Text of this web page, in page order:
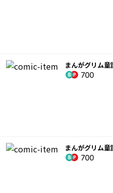
まんがグリム
700
まんがグリム
700